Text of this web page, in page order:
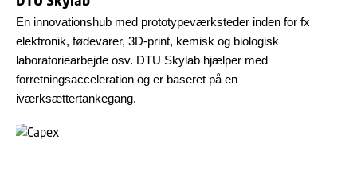
En innovationshub med prototypeværksteder inden for fx
elektronik, fødevarer, 3D-print, kemisk og biologisk
laboratoriearbejde osv. DTU Skylab hjælper med
forretningsacceleration og er baseret på en
iværksættertankegang.